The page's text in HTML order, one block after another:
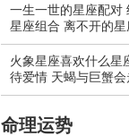
一生一世的星座配对
星座组合 离不开的
火象星座喜欢什么星
待爱情 天蝎与巨蟹
命理运势